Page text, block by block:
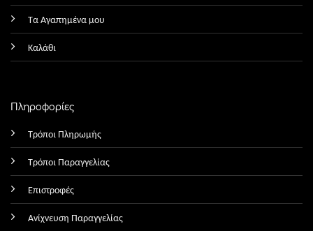
Τα Αγαπημένα μου
Καλάθι
Πληροφορίες
Τρόποι Πληρωμής
Τρόποι Παραγγελίας
Επιστροφές
Ανίχνευση Παραγγελίας